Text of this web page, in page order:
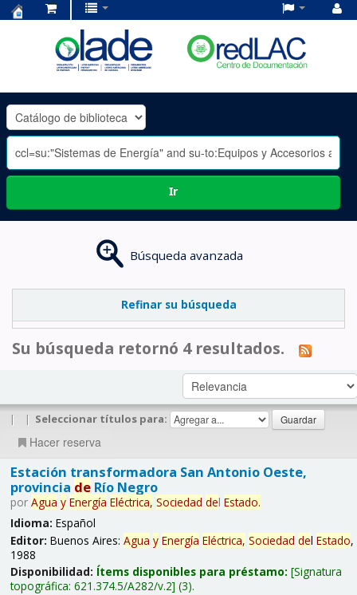
OLADE
-
Ir
Búsqueda avanzada
Refinar su búsqueda
Su búsqueda retornó 4 resultados.
| | Seleccionar títulos para:
Hacer reserva
Estación transformadora San Antonio Oeste,
provincia deRío Negro
por Agua y Energía Eléctrica, Sociedad del Estado.
Idioma: Español
Editor: Buenos Aires: Agua y Energía Eléctrica, Sociedad del Estado,
1988
Disponibilidad: Ítems disponibles para préstamo: Signatura
topográfica: 621.374.5/A282/v.2 (3).